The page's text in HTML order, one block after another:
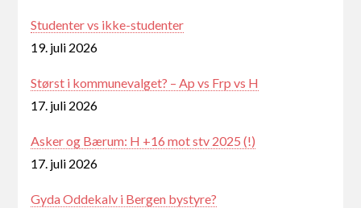
Studenter vs ikke-studenter
19. juli 2026
Størst i kommunevalget? – Ap vs Frp vs H
17. juli 2026
Asker og Bærum: H +16 mot stv 2025 (!)
17. juli 2026
Gyda Oddekalv i Bergen bystyre?